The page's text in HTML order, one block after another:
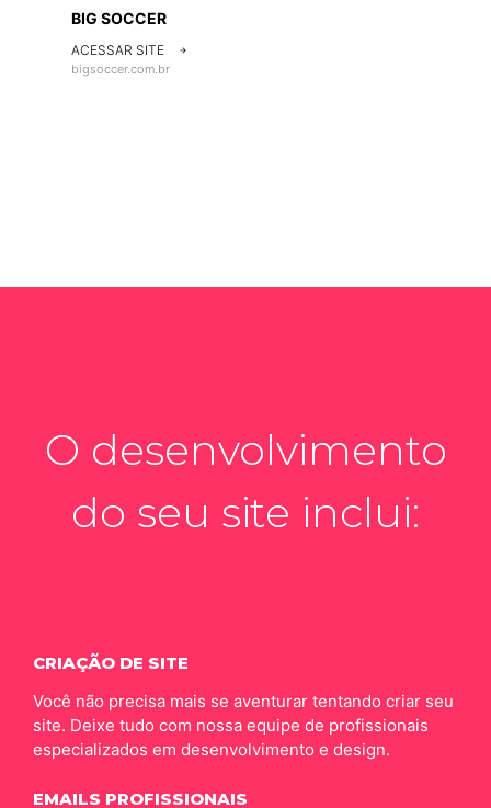
BIG SOCCER
ACESSAR SITE 
bigsoccer.com.br
O desenvolvimento
do seu site inclui:
CRIAÇÃO DE SITE
Você não precisa mais se aventurar tentando criar seu
site. Deixe tudo com nossa equipe de profissionais
especializados em desenvolvimento e design.
EMAILS PROFISSIONAIS